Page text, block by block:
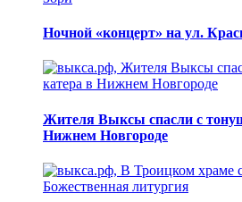
Ночной «концерт» на ул.
Жителя Выксы спасли с
Нижнем Новгороде